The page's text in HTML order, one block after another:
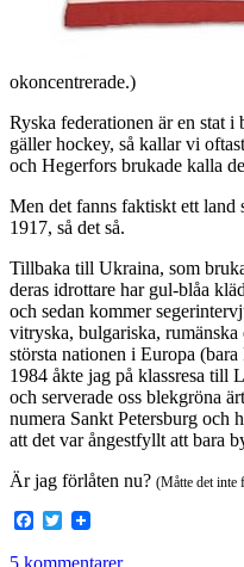
okoncentrerade.)
Ryska federationen är en stat
gäller hockey, så kallar vi
och Hegerfors brukade kalla
Men det fanns faktiskt ett land
1917, så det så.
Tillbaka till Ukraina, som
deras idrottare har gul-blåa
och sedan kommer
vitryska, bulgariska,
största nationen i Europa
1984 åkte jag på klassresa till
och serverade oss blekgröna
numera Sankt Petersburg och
att det var ångestfyllt att bara
Är jag förlåten nu? (Måtte det inte
Facebook
Twitter